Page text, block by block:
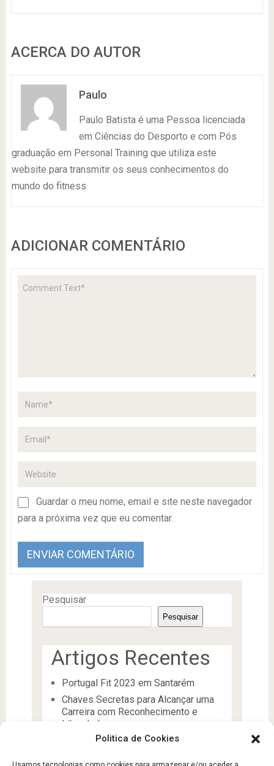
Politica de Cookies
ACERCA DO AUTOR
Paulo
Paulo Batista é uma Pessoa licenciada
em Ciências do Desporto e com Pós
graduação em Personal Training que utiliza este
website para transmitir os seus conhecimentos do
mundo do fitness
ADICIONAR COMENTÁRIO
Guardar o meu nome, email e site neste navegador
para a próxima vez que eu comentar.
Pesquisar
Pesquisar
Artigos Recentes
Portugal Fit 2023 em Santarém
Chaves Secretas para Alcançar uma
Carreira com Reconhecimento e
Liberdade